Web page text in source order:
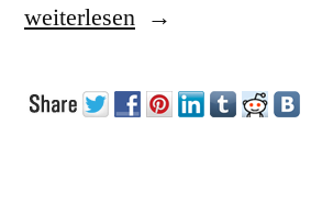
„Spline
(Mathematics)“
weiterlesen